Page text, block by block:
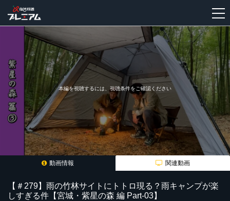
新
規
登
本編を視聴するには、視聴条件をご確認ください
動画情報 関連動画
【＃279】雨の竹林サイトにトトロ現る？雨キャンプが楽
しすぎる件【宮城・紫星の森 編 Part-03】